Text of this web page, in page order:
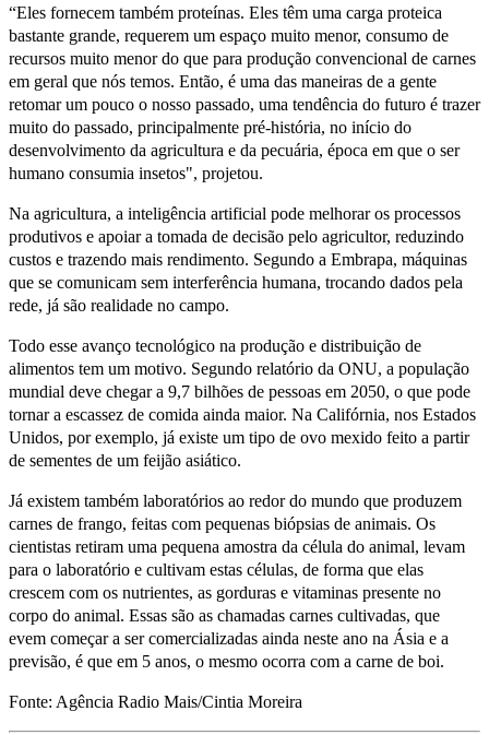
“Eles fornecem também proteínas. Eles têm uma carga proteica
bastante grande, requerem um espaço muito menor, consumo de
recursos muito menor do que para produção convencional de carnes
em geral que nós temos. Então, é uma das maneiras de a gente
retomar um pouco o nosso passado, uma tendência do futuro é trazer
muito do passado, principalmente pré-história, no início do
desenvolvimento da agricultura e da pecuária, época em que o ser
humano consumia insetos", projetou.
Na agricultura, a inteligência artificial pode melhorar os processos
produtivos e apoiar a tomada de decisão pelo agricultor, reduzindo
custos e trazendo mais rendimento. Segundo a Embrapa, máquinas
que se comunicam sem interferência humana, trocando dados pela
rede, já são realidade no campo.
Todo esse avanço tecnológico na produção e distribuição de
alimentos tem um motivo. Segundo relatório da ONU, a população
mundial deve chegar a 9,7 bilhões de pessoas em 2050, o que pode
tornar a escassez de comida ainda maior. Na Califórnia, nos Estados
Unidos, por exemplo, já existe um tipo de ovo mexido feito a partir
de sementes de um feijão asiático.
Já existem também laboratórios ao redor do mundo que produzem
carnes de frango, feitas com pequenas biópsias de animais. Os
cientistas retiram uma pequena amostra da célula do animal, levam
para o laboratório e cultivam estas células, de forma que elas
crescem com os nutrientes, as gorduras e vitaminas presente no
corpo do animal. Essas são as chamadas carnes cultivadas, que
evem começar a ser comercializadas ainda neste ano na Ásia e a
previsão, é que em 5 anos, o mesmo ocorra com a carne de boi.
Fonte: Agência Radio Mais/Cintia Moreira